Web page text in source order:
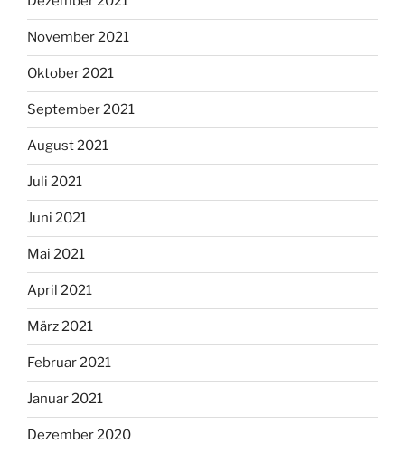
November 2021
Oktober 2021
September 2021
August 2021
Juli 2021
Juni 2021
Mai 2021
April 2021
März 2021
Februar 2021
Januar 2021
Dezember 2020